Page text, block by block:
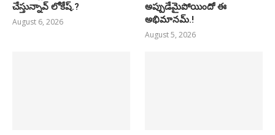
చేస్తున్నావ్ లోకేష్.?
August 6, 2026
అప్పుడేమైపోయిందో ఈ
అభిమానమ్.!
August 5, 2026